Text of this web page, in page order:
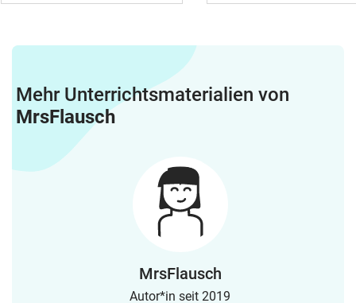
Mehr Unterrichtsmaterialien von
MrsFlausch
MrsFlausch
Autor*in seit 2019